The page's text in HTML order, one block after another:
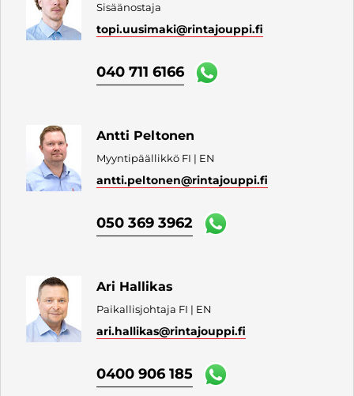
Sisäänostaja
topi.uusimaki@rintajouppi.fi
040 711 6166
Antti Peltonen
Myyntipäällikkö FI | EN
antti.peltonen@rintajouppi.fi
050 369 3962
Ari Hallikas
Paikallisjohtaja FI | EN
ari.hallikas@rintajouppi.fi
0400 906 185